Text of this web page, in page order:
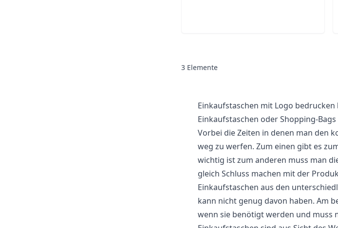
3 Elemente
Einkaufstaschen mit Logo
Einkaufstaschen oder Shopping-
Vorbei die Zeiten in denen man den
weg zu werfen. Zum einen gibt es
wichtig ist zum anderen muss man
gleich Schluss machen mit der
Einkaufstaschen aus den
kann nicht genug davon haben. Am
wenn sie benötigt werden und muss